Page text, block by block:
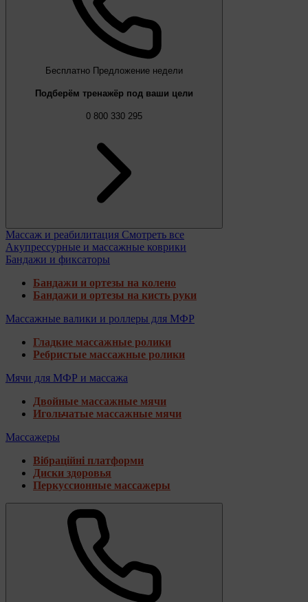
Бесплатно Предложение недели
Подберём тренажёр под ваши цели
0 800 330 295
Массаж и реабилитация Смотреть все
Акупрессурные и массажные коврики
Бандажи и фиксаторы
Бандажи и ортезы на колено
Бандажи и ортезы на кисть руки
Массажные валики и роллеры для МФР
Гладкие массажные ролики
Ребристые массажные ролики
Мячи для МФР и массажа
Двойные массажные мячи
Игольчатые массажные мячи
Массажеры
Вібраційні платформи
Диски здоровья
Перкуссионные массажеры